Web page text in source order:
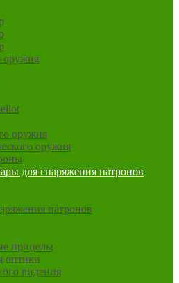
оружия
оружия
оружия
для снаряжения патронов
патронов
прицелы
оптики
видения